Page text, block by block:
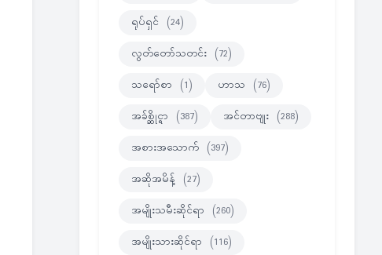
ရုပ်ရှင် (24)
လွတ်တော်သတင်း (72)
သရော်စာ (1) ဟာသ (76)
အခ်စ္ဆိုင္ရာ (387) အင်တာဗျုး (288)
အစားအသောက် (397)
အဆိုအမိန့် (27)
အမျိုးသမီးဆိုင်ရာ (260)
အမျိုးသားဆိုင်ရာ (116)